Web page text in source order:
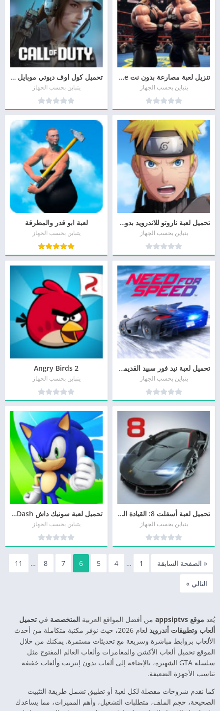
تنزيل لعبة مصارعة بدون نت wwe للاندرويد مجانا
يتباين بحسب الجهاز
تحميل كول اوف ديوتي موبايل Call of Duty برابط مباشر
يتباين بحسب الجهاز
تحميل لعبة ناروتو للاندرويد بدون نت Naruto أخر تحديث
يتباين بحسب الجهاز
لعبة ابو قدر والمطرقة
يتباين بحسب الجهاز
تحميل لعبة نيد فور سبيد القديمة Need for Speed مجانا
يتباين بحسب الجهاز
2 Angry Birds
يتباين بحسب الجهاز
تحميل لعبة أسفلت 8: القيادة الهوائية Asphalt 8 مجانا
يتباين بحسب الجهاز
تحميل لعبة سونيك داش Sonic Dash أحدث إصدار
يتباين بحسب الجهاز
« الصفحة السابقة 1
…
4
5
6
7
8
…
11
التالي »
يُعد موقع appsiptvs من أفضل المواقع العربية المتخصصة في تحميل
ألعاب وتطبيقات أندرويد
لعام 2026، حيث نوفر مكتبة متكاملة من أحدث
الألعاب بروابط مباشرة وسريعة مع تحديثات مستمرة. يمكنك من خلال
الموقع تحميل ألعاب الأكشن والمغامرات وألعاب العالم المفتوح مثل
سلسلة GTA الشهيرة، بالإضافة إلى ألعاب بدون إنترنت وألعاب خفيفة
تناسب الأجهزة الضعيفة.
كما نقدم شروحات مفصلة لكل لعبة أو تطبيق تشمل طريقة التثبيت
الصحيحة، حجم الملف، متطلبات التشغيل، وأهم المميزات، مما يساعدك